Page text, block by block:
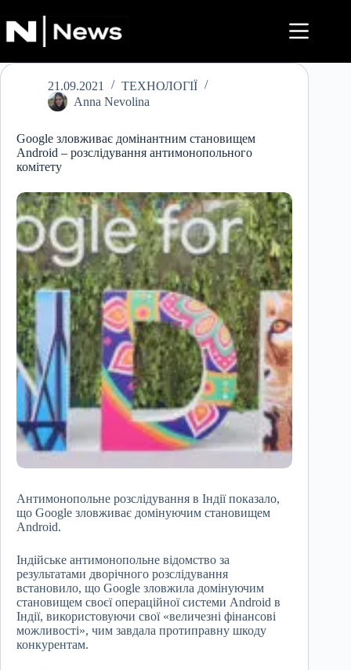
до
вмісту
21.09.2021
ТЕХНОЛОГІЇ
Anna Nevolina
Google зловживає домінантним становищем
Android – розслідування антимонопольного
комітету
Антимонопольне розслідування в Індії показало,
що Google зловживає домінуючим становищем
Android.
Індійське антимонопольне відомство за
результатами дворічного розслідування
встановило, що Google зловжила домінуючим
становищем своєї операційної системи Android в
Індії, використовуючи свої «величезні фінансові
можливості», чим завдала протиправну шкоду
конкурентам.